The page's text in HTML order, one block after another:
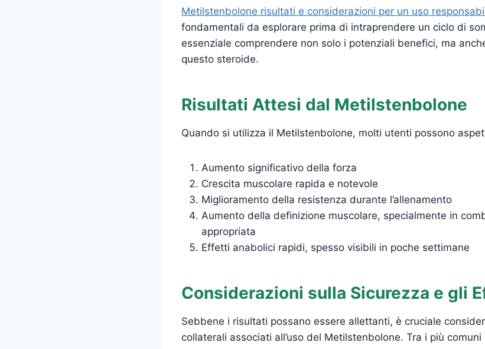
Metilstenbolone risultati e considerazioni per un uso
fondamentali da esplorare prima di intraprendere un ciclo di
essenziale comprendere non solo i potenziali benefici, ma
questo steroide.
Risultati Attesi dal Metilstenbolone
Quando si utilizza il Metilstenbolone, molti utenti possono
Aumento significativo della forza
Crescita muscolare rapida e notevole
Miglioramento della resistenza durante l’allenamento
Aumento della definizione muscolare, specialmente in
appropriata
Effetti anabolici rapidi, spesso visibili in poche settimane
Considerazioni sulla Sicurezza e gli
Sebbene i risultati possano essere allettanti, è cruciale
collaterali associati all’uso del Metilstenbolone. Tra i più comuni